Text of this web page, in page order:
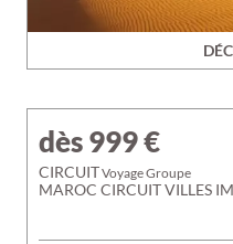
dès 999€
CIRCUITVoyage Groupe
MAROC CIRCUIT VILLES